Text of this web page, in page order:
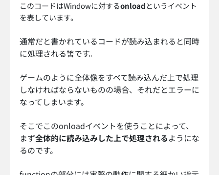
このコードはWindowに対するonloadというイベント
を表しています。
通常だと書かれているコードが読み込まれると同時
に処理される筈です。
ゲームのように全体像をすべて読み込んだ上で処理
しなければならないものの場合、それだとエラーに
なってしまいます。
そこでこのonloadイベントを使うことによって、
まず全体的に読み込みした上で処理されるようにな
るのです。